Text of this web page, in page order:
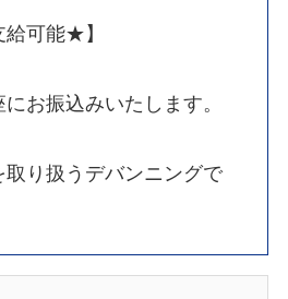
給可能★】
お振込みいたします。
り扱うデバンニングで